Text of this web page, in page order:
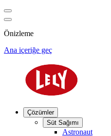
Önizleme
Ana içeriğe geç
Çözümler
Süt Sağımı
Astronaut